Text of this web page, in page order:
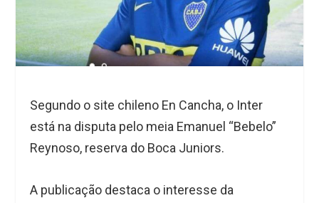
Segundo o site chileno En Cancha, o Inter
está na disputa pelo meia Emanuel “Bebelo”
Reynoso, reserva do Boca Juniors.
A publicação destaca o interesse da